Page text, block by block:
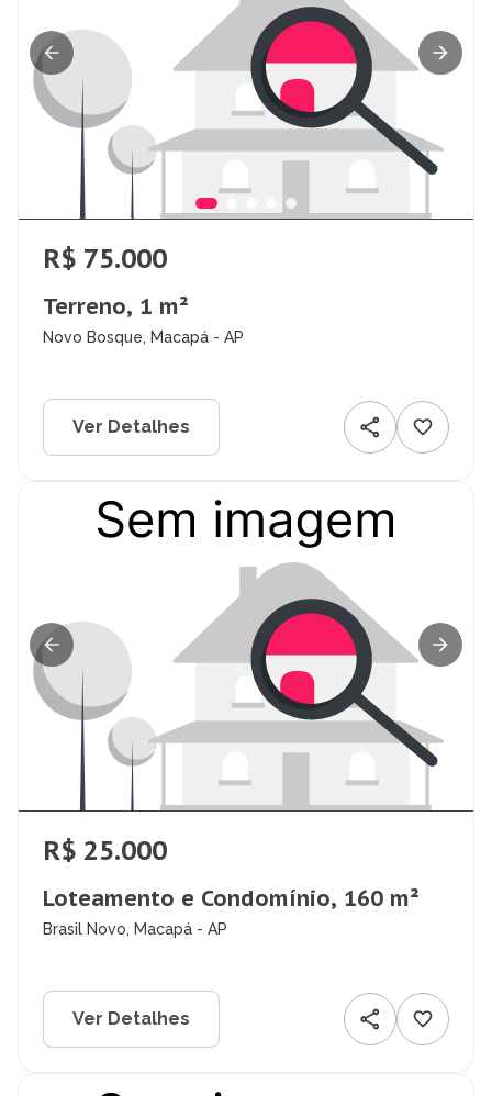
R$ 75.000
Terreno, 1 m²
Novo Bosque, Macapá - AP
Ver Detalhes
R$ 25.000
Loteamento e Condomínio, 160 m²
Brasil Novo, Macapá - AP
Ver Detalhes